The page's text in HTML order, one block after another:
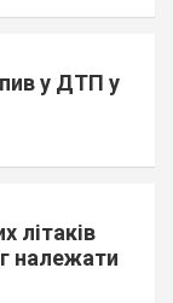
у ДТП у
літаків
належати